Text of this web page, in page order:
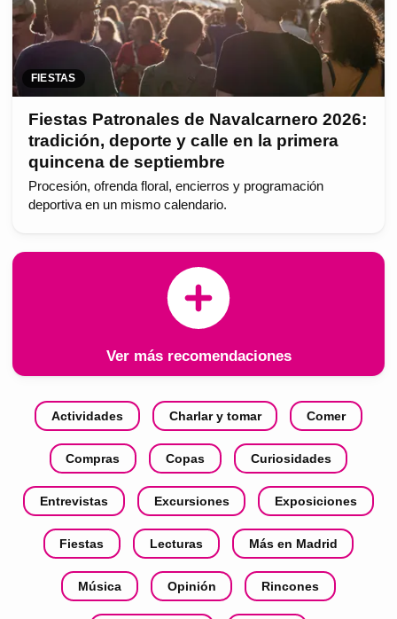
FIESTAS
Fiestas Patronales de Navalcarnero 2026:
tradición, deporte y calle en la primera
quincena de septiembre
Procesión, ofrenda floral, encierros y programación
deportiva en un mismo calendario.
Ver más recomendaciones
Actividades Charlar y tomar Comer
Compras Copas Curiosidades
Entrevistas Excursiones Exposiciones
Fiestas Lecturas Más en Madrid
Música Opinión Rincones